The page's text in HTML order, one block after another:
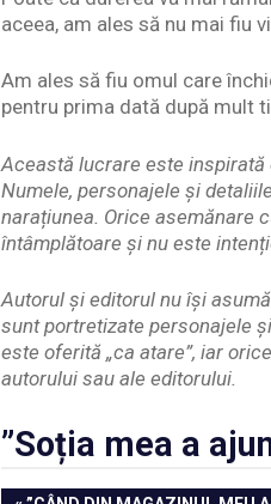
aceea, am ales să nu mai fiu
Am ales să fiu omul care
pentru prima dată după mult
Această lucrare este inspirată
Numele, personajele și
narațiunea. Orice asemănare
întâmplătoare și nu este
Autorul și editorul nu își
sunt portretizate personajele
este oferită „ca atare”, iar
autorului sau ale editorului.
”Soția mea a